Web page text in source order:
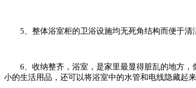
5、整体浴室柜的卫浴设施均无死角结构而便于清
6、收纳整齐，浴室，是家里最显得脏乱的地方，
小的生活用品，还可以将浴室中的水管和电线隐藏起